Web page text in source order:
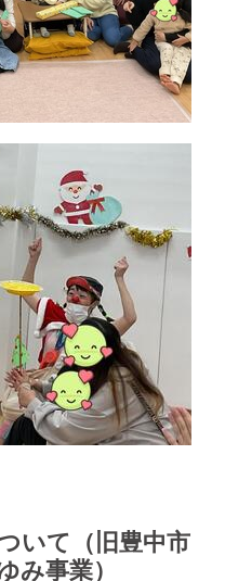
いて（旧豊中市
み事業）